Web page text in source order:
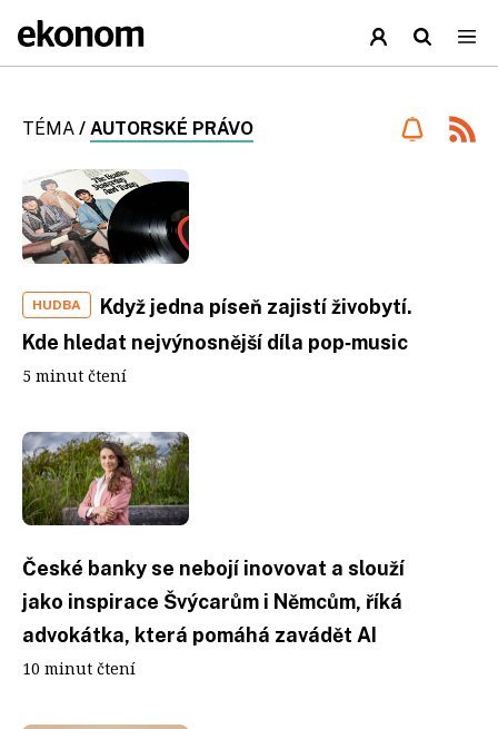
TÉMA / AUTORSKÉ PRÁVO
HUDBA
Když jedna píseň zajistí živobytí.
Kde hledat nejvýnosnější díla pop‑music
5 minut čtení
České banky se nebojí inovovat a slouží
jako inspirace Švýcarům i Němcům, říká
advokátka, která pomáhá zavádět AI
10 minut čtení